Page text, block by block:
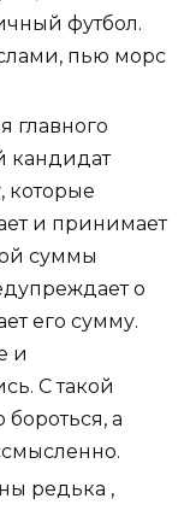
футбол.
пью морс
главного
кандидат
которые
и принимает
суммы
о
его сумму.
и
С такой
а
редька ,